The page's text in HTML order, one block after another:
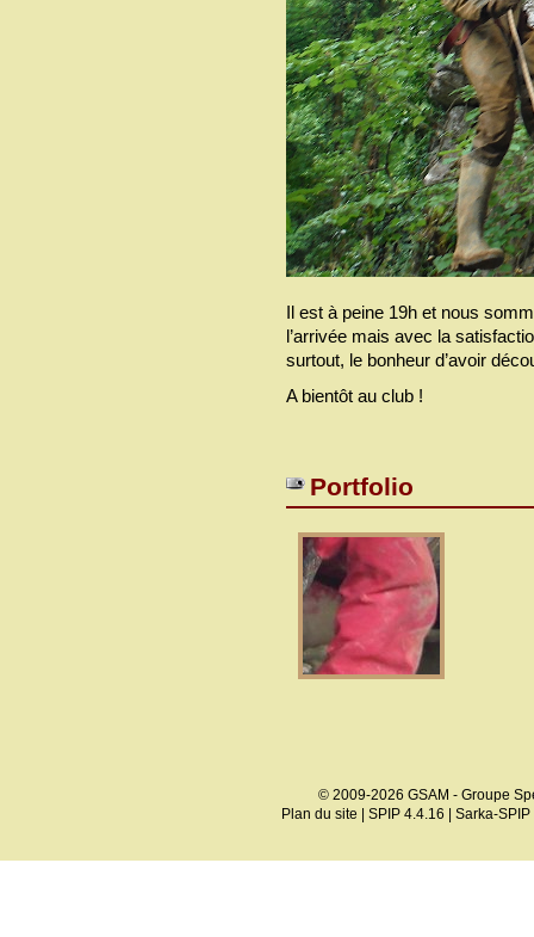
Il est à peine 19h et nous
l’arrivée mais avec la
surtout, le bonheur d’avoir
A bientôt au club !
Portfolio
© 2009-2026 GSAM - Groupe
Plan du site
SPIP 4.4.16 Sarka-SPIP